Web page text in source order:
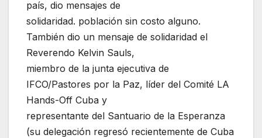
país, dio mensajes de
solidaridad. población sin costo alguno.
También dio un mensaje de solidaridad el
Reverendo Kelvin Sauls,
miembro de la junta ejecutiva de
IFCO/Pastores por la Paz, líder del Comité LA
Hands-Off Cuba y
representante del Santuario de la Esperanza
(su delegación regresó recientemente de Cuba